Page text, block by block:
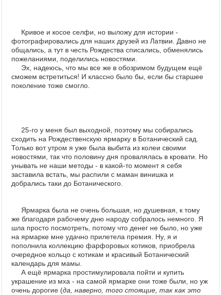
Кривое и косое селфи, но выложу для истории -
фотографировались для наших друзей из Латвии. Давно не
общались, а тут в честь Рождества списались, обменялись
пожеланиями, поделились новостями.
Эх, надеюсь, что мы все же в обозримом будущем ещё
сможем встретиться! И классно было бы, если бы старшее
поколение тоже смогло.
25-го у меня был выходной, поэтому мы собирались
сходить на Рождественскую ярмарку в Ботанический сад.
Только вот утром я уже была выбита из колеи своими
новостями, так что половину дня провалялась в кровати. Но
унывать не наши методы - в какой-то момент я себя
заставила встать, мы распили с маман винишка и
добрались таки до Ботанического.
Ярмарка была не очень большая, но душевная, к тому
же благодаря рабочему дню народу собралось немного. Я
шла просто посмотреть, потому что денег не было, но уже
на ярмарке мне удачно прилетела премия. Ну, я и
пополнила коллекцию фарфоровых котиков, приобрела
очередное кольцо с котикам и красивый Ботанический
календарь для мамы.
А ещё ярмарка простимулировала пойти и купить
украшение из мха - на самой ярмарке они тоже были, но уж
очень дорогие (да, наверно, того стоящие, так как это